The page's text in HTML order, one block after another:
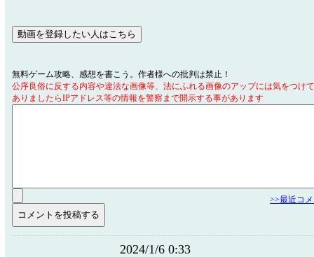
無料ゲーム攻略、感想を書こう。作者様への批判は禁止！
公序良俗に反する内容や違法な画像等、法にふれる画像のアップには気をつけ
ありましたらIPアドレス等の情報を警察まで開示する事があります
>>最近コ
2024/1/6 0:33